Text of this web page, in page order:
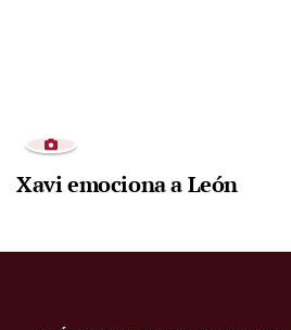
Xavi emociona a León